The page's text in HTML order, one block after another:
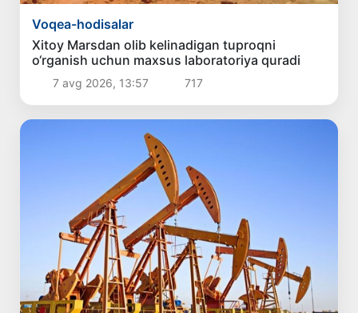
Voqea-hodisalar
Xitoy Marsdan olib kelinadigan tuproqni
o‘rganish uchun maxsus laboratoriya quradi
7 avg 2026, 13:57 717